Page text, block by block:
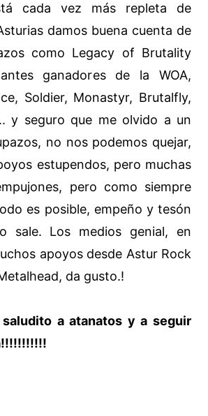
cada vez más repleta de
damos buena cuenta de
como Legacy of Brutality
ganadores de la WOA,
Soldier, Monastyr, Brutalfly,
y seguro que me olvido a un
no nos podemos quejar,
estupendos, pero muchas
pero como siempre
es posible, empeño y tesón
sale. Los medios genial, en
apoyos desde Astur Rock
da gusto.!
a atanatos y a seguir